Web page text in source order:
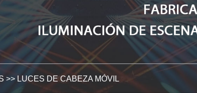
>> LUCES DE CABEZA MÓVIL